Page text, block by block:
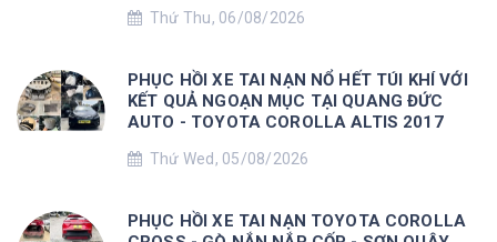
Thứ Thu, 06/08/2026
PHỤC HỒI XE TAI NẠN NỔ HẾT TÚI KHÍ VỚI
KẾT QUẢ NGOẠN MỤC TẠI QUANG ĐỨC
AUTO - TOYOTA COROLLA ALTIS 2017
Thứ Wed, 05/08/2026
PHỤC HỒI XE TAI NẠN TOYOTA COROLLA